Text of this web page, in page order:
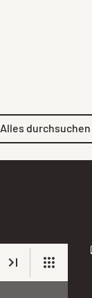
Alles durchsuchen